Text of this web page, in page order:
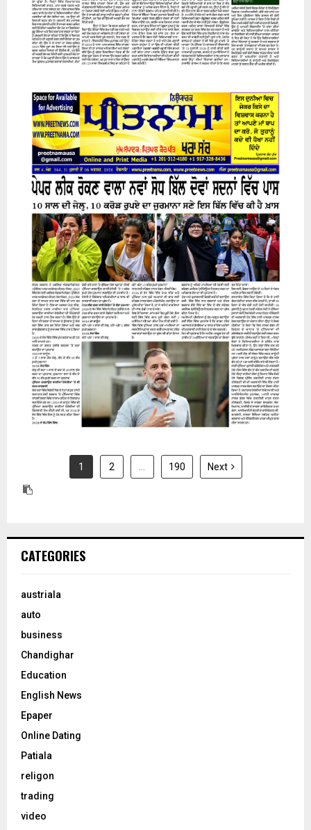
31 July 2026
1 2 … 190 Next
CATEGORIES
austriala
auto
business
Chandighar
Education
English News
Epaper
Online Dating
Patiala
religon
trading
video